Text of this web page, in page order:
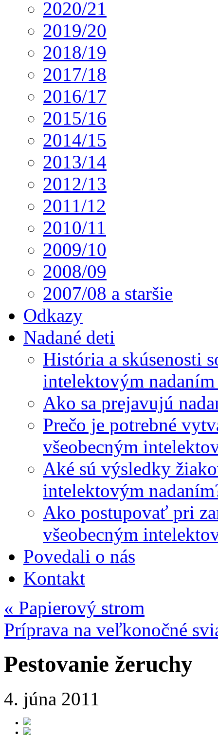
2020/21
2019/20
2018/19
2017/18
2016/17
2015/16
2014/15
2013/14
2012/13
2011/12
2010/11
2009/10
2008/09
2007/08 a staršie
Odkazy
Nadané deti
História a skúsenosti
intelektovým
Ako sa prejavujú
Prečo je potrebné
všeobecným
Aké sú výsledky
intelektovým
Ako postupovať pri
všeobecným
Povedali o nás
Kontakt
« Papierový strom
Príprava na veľkonočné
Pestovanie žeruchy
4. júna 2011